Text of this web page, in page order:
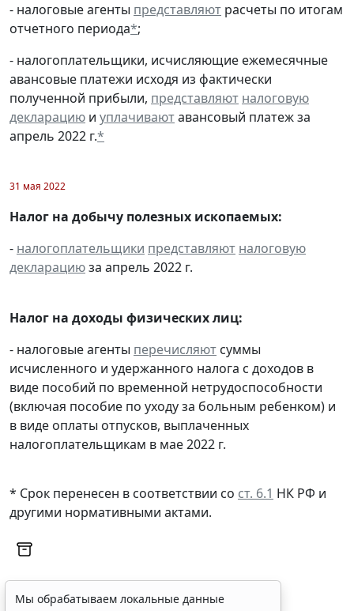
- налоговые агенты представляют расчеты по итогам
отчетного периода*;
- налогоплательщики, исчисляющие ежемесячные
авансовые платежи исходя из фактически
полученной прибыли, представляют налоговую
декларацию и уплачиваютавансовый платеж за
апрель 2022 г.*
31 мая 2022
Налог на добычу полезных ископаемых:
- налогоплательщики представляют налоговую
декларациюза апрель 2022 г.
Налог на доходы физических лиц:
- налоговые агенты перечисляют суммы
исчисленного и удержанного налога с доходов в
виде пособий по временной нетрудоспособности
(включая пособие по уходу за больным ребенком) и
в виде оплаты отпусков, выплаченных
налогоплательщикам в мае 2022 г.
* Срок перенесен в соответствии со ст. 6.1 НК РФ и
другими нормативными актами.
Мы обрабатываем локальные данные